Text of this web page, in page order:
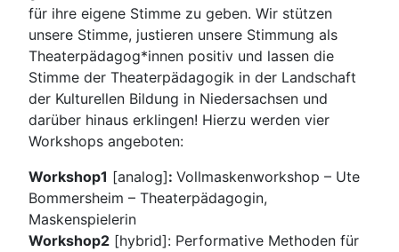
für ihre eigene Stimme zu geben. Wir stützen
unsere Stimme, justieren unsere Stimmung als
Theaterpädagog*innen positiv und lassen die
Stimme der Theaterpädagogik in der Landschaft
der Kulturellen Bildung in Niedersachsen und
darüber hinaus erklingen! Hierzu werden vier
Workshops angeboten:
Workshop1 [analog]: Vollmaskenworkshop – Ute
Bommersheim – Theaterpädagogin,
Maskenspielerin
Workshop2 [hybrid]: Performative Methoden für